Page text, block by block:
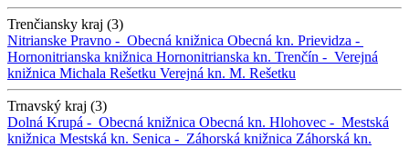
Trenčiansky kraj (3)
Nitrianske Pravno - Obecná knižnica Obecná kn. Prievidza -
Hornonitrianska knižnica Hornonitrianska kn. Trenčín - Verejná
knižnica Michala Rešetku Verejná kn. M. Rešetku
Trnavský kraj (3)
Dolná Krupá - Obecná knižnica Obecná kn. Hlohovec - Mestská
knižnica Mestská kn. Senica - Záhorská knižnica Záhorská kn.